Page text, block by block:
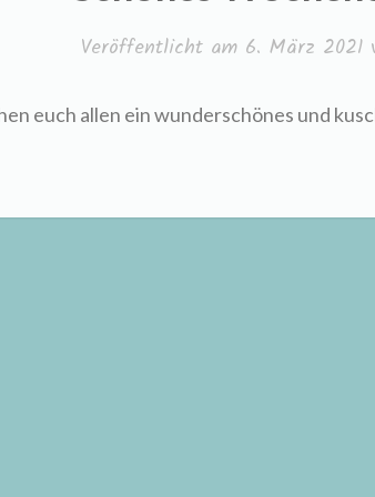
Veröffentlicht am 6. März 2021
euch allen ein wunderschönes und